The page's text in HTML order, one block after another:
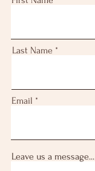
Last Name
Email
Leave us a message...